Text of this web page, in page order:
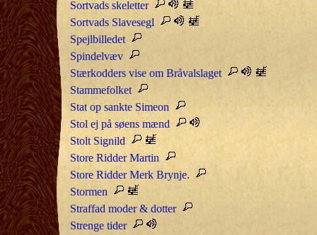
Sortvads skeletter
Sortvads Slavesegl
Spejlbilledet
Spindelvæv
Stærkodders vise om Bråvalslaget
Stammefolket
Stat op sankte Simeon
Stol ej på søens mænd
Stolt Signild
Store Ridder Martin
Store Ridder Merk Brynje.
Stormen
Straffad moder & dotter
Strenge tider